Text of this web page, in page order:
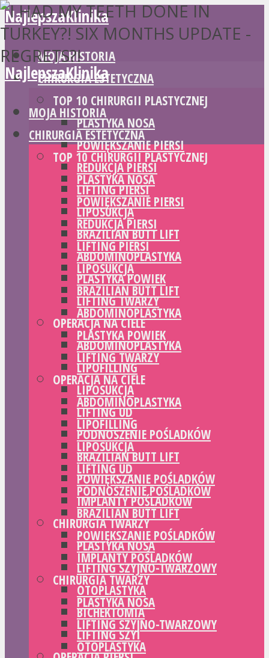
NajlepszaKlinika
MOJA HISTORIA
CHIRURGIA ESTETYCZNA
TOP 10 CHIRURGII PLASTYCZNEJ
PLASTYKA NOSA
POWIĘKSZANIE PIERSI
REDUKCJA PIERSI
LIFTING PIERSI
LIPOSUKCJA
BRAZILIAN BUTT LIFT
ABDOMINOPLASTYKA
PLASTYKA POWIEK
LIFTING TWARZY
OPERACJA NA CIELE
ABDOMINOPLASTYKA
LIPOFILLING
LIPOSUKCJA
LIFTING UD
PODNOSZENIE POŚLADKÓW
BRAZILIAN BUTT LIFT
POWIĘKSZANIE POŚLADKÓW
IMPLANTY POŚLADKÓW
CHIRURGIA TWARZY
PLASTYKA NOSA
LIFTING SZYJNO-TWARZOWY
OTOPLASTYKA
BICHEKTOMIA
LIFTING SZYI
NajlepszaKlinika
MOJA HISTORIA
CHIRURGIA ESTETYCZNA
TOP 10 CHIRURGII PLASTYCZNEJ
PLASTYKA NOSA
POWIĘKSZANIE PIERSI
REDUKCJA PIERSI
LIFTING PIERSI
LIPOSUKCJA
BRAZILIAN BUTT LIFT
ABDOMINOPLASTYKA
PLASTYKA POWIEK
LIFTING TWARZY
OPERACJA NA CIELE
ABDOMINOPLASTYKA
LIPOFILLING
LIPOSUKCJA
LIFTING UD
PODNOSZENIE POŚLADKÓW
BRAZILIAN BUTT LIFT
POWIĘKSZANIE POŚLADKÓW
IMPLANTY POŚLADKÓW
CHIRURGIA TWARZY
PLASTYKA NOSA
LIFTING SZYJNO-TWARZOWY
OTOPLASTYKA